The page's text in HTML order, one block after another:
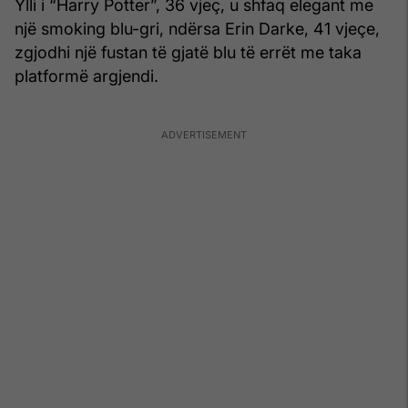
Ylli i “Harry Potter”, 36 vjeç, u shfaq elegant me
një smoking blu-gri, ndërsa Erin Darke, 41 vjeçe,
zgjodhi një fustan të gjatë blu të errët me taka
platformë argjendi.